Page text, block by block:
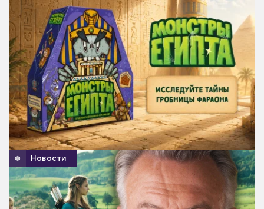
Новости